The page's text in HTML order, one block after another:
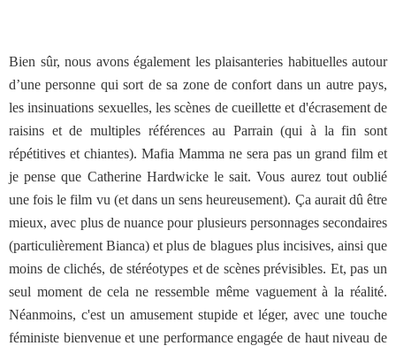
Bien sûr, nous avons également les plaisanteries habituelles autour
d’une personne qui sort de sa zone de confort dans un autre pays,
les insinuations sexuelles, les scènes de cueillette et d'écrasement de
raisins et de multiples références au Parrain (qui à la fin sont
répétitives et chiantes). Mafia Mamma ne sera pas un grand film et
je pense que Catherine Hardwicke le sait. Vous aurez tout oublié
une fois le film vu (et dans un sens heureusement). Ça aurait dû être
mieux, avec plus de nuance pour plusieurs personnages secondaires
(particulièrement Bianca) et plus de blagues plus incisives, ainsi que
moins de clichés, de stéréotypes et de scènes prévisibles. Et, pas un
seul moment de cela ne ressemble même vaguement à la réalité.
Néanmoins, c'est un amusement stupide et léger, avec une touche
féministe bienvenue et une performance engagée de haut niveau de